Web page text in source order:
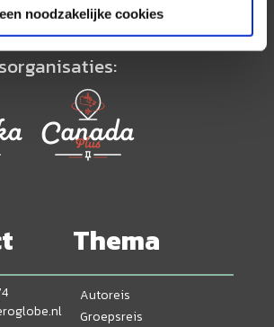
noodzakelijke cookies
een kijkje bij onze
Thema
Autoreis
Groepsreis